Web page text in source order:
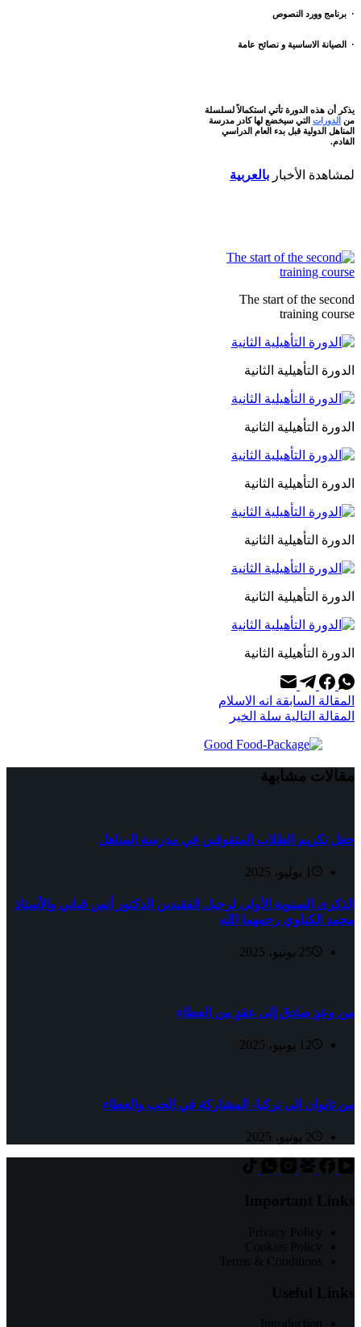
· برنامج وورد النصوص
· الصيانة الاساسية و نصائح عامة
يذكر أن هذه الدورة تأتي استكمالاً لسلسلة
من الدورات التي سيخضع لها كادر مدرسة
المناهل الدولية قبل بدء العام الدراسي
القادم.
لمشاهدة الأخبار بالعربية
The start of the second
training course
الدورة التأهيلية الثانية
الدورة التأهيلية الثانية
الدورة التأهيلية الثانية
الدورة التأهيلية الثانية
الدورة التأهيلية الثانية
الدورة التأهيلية الثانية
المقالة السابقة انه الاسلام
المقالة التالية سلة الخير
مقالات مشابهة
حفل تكريم الطلاب المتفوقين في مدرسة المناهل
1 يوليو، 2025
الذكرى السنوية الأولى لرحيل الفقيدين الدكتور أنس قباني والأستاذ
محمد الكناوي رحمهما الله
25 يونيو، 2025
من وعدٍ صادق إلى عقدٍ من العطاء
12 يونيو، 2025
من تايوان الى تركيا- المشاركة في الحب والعطاء
2 يونيو، 2025
Important Links
Privacy Policy
Cookies Policy
Terms & Conditions
Useful Links
Introduction